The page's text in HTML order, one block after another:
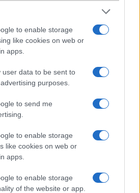
to enable storage
like cookies on web or
apps.
user data to be sent to
purposes.
to send me
to enable storage
like cookies on web or
apps.
to enable storage
of the website or app.
miért kerül 32 ezer ropiba függetlenül?
a pannonnál elég drága, max 12 ropcsit ha
kellenének? kérem erõsítsen meg
megveszem-e.
milyen adatkábelt lehet csatlakoztatni